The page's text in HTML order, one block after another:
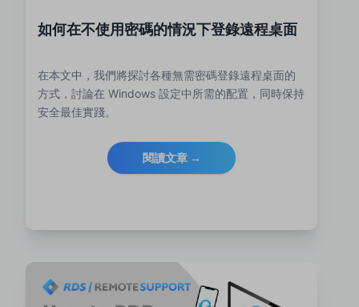
如何在不使用密碼的情況下登錄遠程桌面
在本文中，我們將探討各種無需密碼登錄遠程桌面的
方式，討論在 Windows 設定中所需的配置，同時保持
安全最佳實踐。
閱讀文章 →